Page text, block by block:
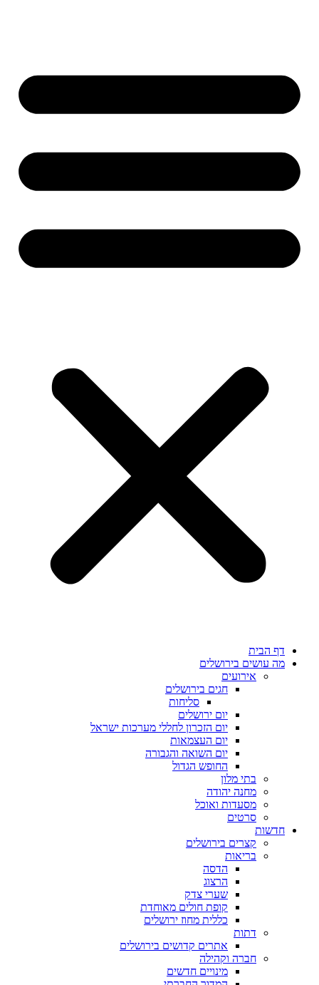
דף הבית
מה עושים בירושלים
אירועים
חגים בירושלים
סליחות
יום ירושלים
יום הזכרון לחללי מערכות ישראל
יום העצמאות
יום השואה והגבורה
החופש הגדול
בתי מלון
מחנה יהודה
מסעדות ואוכל
סרטים
חדשות
קצרים בירושלים
בריאות
הדסה
הרצוג
שערי צדק
קופת חולים מאוחדת
כללית מחוז ירושלים
דתות
אתרים קדושים בירושלים
חברה וקהילה
מינויים חדשים